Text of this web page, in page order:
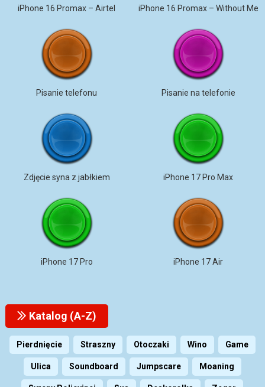
iPhone 16 Promax – Airtel iPhone 16 Promax – Without Me
Pisanie telefonu Pisanie na telefonie
Zdjęcie syna z jabłkiem iPhone 17 Pro Max
iPhone 17 Pro iPhone 17 Air
Katalog (A-Z)
Pierdnięcie Straszny Otoczaki Wino Game
Ulica Soundboard Jumpscare Moaning